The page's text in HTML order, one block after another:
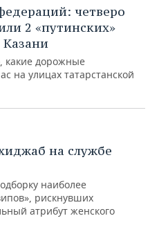
четверо
2 «путинских»
какие дорожные
на улицах татарстанской
на службе
наиболее
рискнувших
атрибут женского